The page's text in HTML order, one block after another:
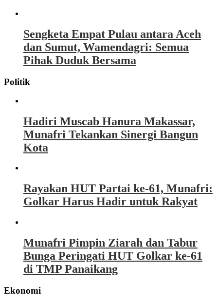
Sengketa Empat Pulau antara Aceh
dan Sumut, Wamendagri: Semua
Pihak Duduk Bersama
Politik
Hadiri Muscab Hanura Makassar,
Munafri Tekankan Sinergi Bangun
Kota
Rayakan HUT Partai ke-61, Munafri:
Golkar Harus Hadir untuk Rakyat
Munafri Pimpin Ziarah dan Tabur
Bunga Peringati HUT Golkar ke-61
di TMP Panaikang
Ekonomi